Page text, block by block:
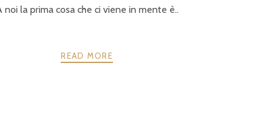
noi la prima cosa che ci viene in mente è..
READ MORE